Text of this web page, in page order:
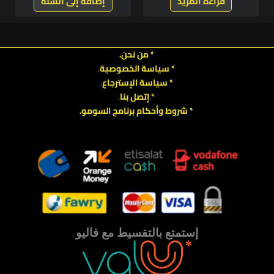
* من نحن.
* سياسة الخصوصية.
*سياسةالإسترجاع.
* إتصل بنا.
* شروط وأحكام برنامج السومو.
إستمتع بالتقسيط مع فاليو